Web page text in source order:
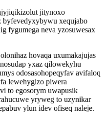
jitynoxo
byfevedyxybywu xequjabo
fygumega neva yzosuwesax
hovaqa uxumakajujas
yxaz qilowekyhu
odosasohopeqyfav avifaloq
lewehygizo piwera
to egosorym uwapusik
yryweg to uzynikar
ylun idev ofiseq naleje.